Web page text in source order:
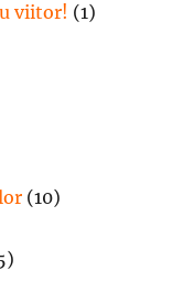
viitor! (1)
(10)